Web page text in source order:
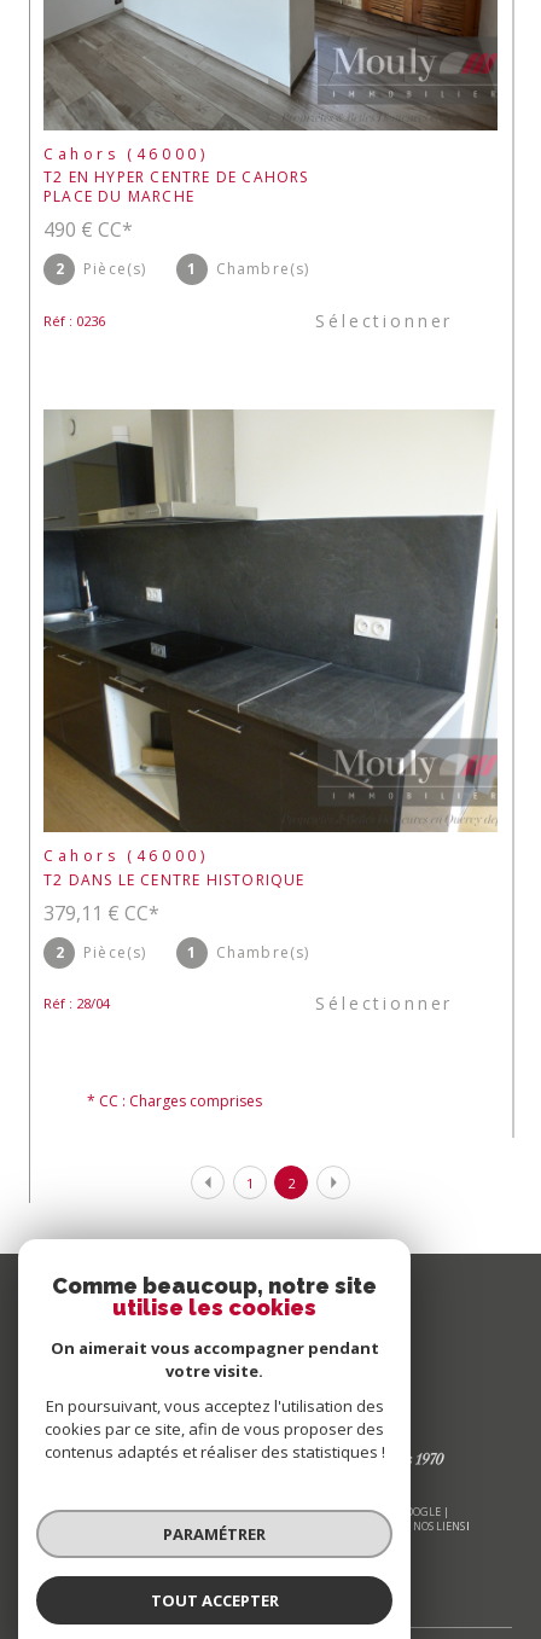
Cahors (46000)
T2 EN HYPER CENTRE DE CAHORS
PLACE DU MARCHE
490 € CC*
2 Pièce(s) 1 Chambre(s)
Réf : 0236 Sélectionner
Cahors (46000)
T2 DANS LE CENTRE HISTORIQUE
379,11 € CC*
2 Pièce(s) 1 Chambre(s)
Réf : 28/04 Sélectionner
* CC : Charges comprises
1 2
© 2026 | TOUS DROITS RÉSERVÉS | TRADUCTION POWERED BY GOOGLE |
PLAN DU SITE MENTIONS LÉGALES ADMIN
NOS LIENS
POLITIQUE RGPD
Comme beaucoup, notre site
utilise les cookies
On aimerait vous accompagner pendant
votre visite.
En poursuivant, vous acceptez l'utilisation des
cookies par ce site, afin de vous proposer des
contenus adaptés et réaliser des statistiques !
PARAMÉTRER
TOUT ACCEPTER